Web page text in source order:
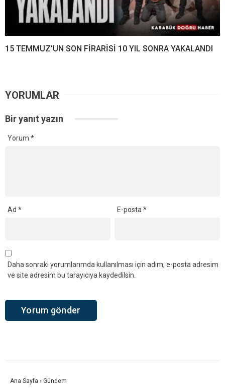
15 TEMMUZ’UN SON FİRARİSİ 10 YIL SONRA YAKALANDI
YORUMLAR
Bir yanıt yazın
Yorum *
Ad * E-posta*
Daha sonraki yorumlarımda kullanılması için adım, e-posta adresim
ve site adresim bu tarayıcıya kaydedilsin.
Ana Sayfa › Gündem